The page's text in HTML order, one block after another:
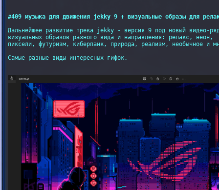
#409 музыка для движения jekky 9 + визуальные образы для
Дальнейшее развитие трека jekky - версия 9 под новый видео-
визуальных образов разного вида и направления: релакс, неон,
пиксели, футуризм, киберпанк, природа, реализм, необычное и
Самые разные виды интересных гифок.